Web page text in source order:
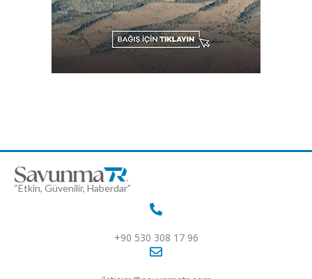
“Etkin, Güvenilir, Haberdar”
+90 530 308 17 96